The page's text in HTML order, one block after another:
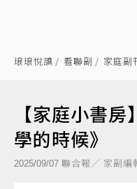
琅琅悅讀 看聯副 家庭副
【家庭小書
學的時候》
2025/09/07 聯合報／ 家副編